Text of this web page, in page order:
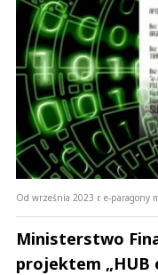
Od września 2023 r. e-paragony
Ministerstwo
projektem „HUB